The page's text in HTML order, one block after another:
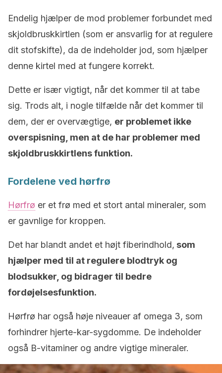
Endelig hjælper de mod problemer forbundet med
skjoldbruskkirtlen (som er ansvarlig for at regulere
dit stofskifte), da de indeholder jod, som hjælper
denne kirtel med at fungere korrekt.
Dette er især vigtigt, når det kommer til at tabe
sig. Trods alt, i nogle tilfælde når det kommer til
dem, der er overvægtige, er problemet ikke
overspisning, men at de har problemer med
skjoldbruskkirtlens funktion.
Fordelene ved hørfrø
Hørfrø er et frø med et stort antal mineraler, som
er gavnlige for kroppen.
Det har blandt andet et højt fiberindhold, som
hjælper med til at regulere blodtryk og
blodsukker, og bidrager til bedre
fordøjelsesfunktion.
Hørfrø har også høje niveauer af omega 3, som
forhindrer hjerte-kar-sygdomme. De indeholder
også B-vitaminer og andre vigtige mineraler.